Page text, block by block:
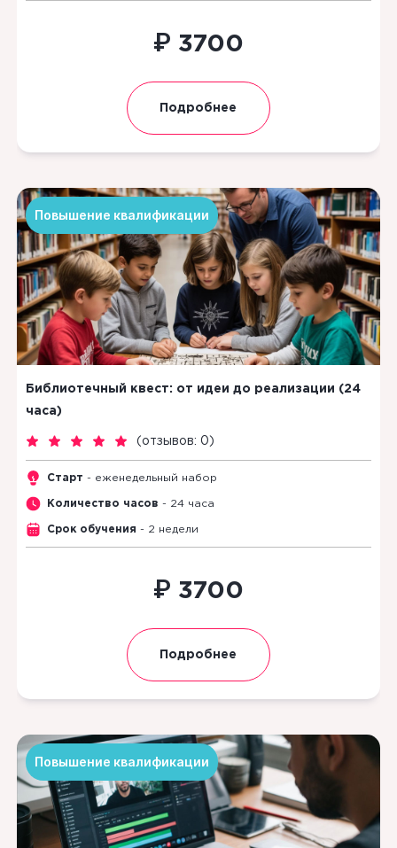
₽ 3700
Подробнее
Повышение квалификации
Библиотечный квест: от идеи до реализации (24
часа)
( отзывов: 0 )
Старт - еженедельный набор
Количество часов - 24 часа
Срок обучения - 2 недели
₽ 3700
Подробнее
Повышение квалификации